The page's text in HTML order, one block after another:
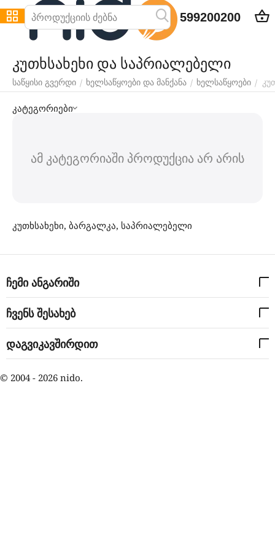
599200200
კუთხსახეხი და საპრიალებელი
საწყისი გვერდი / ხელსაწყოები და მანქანა / ხელსაწყოები /
კატეგორიები
კუთხსახეხი, ბარგალკა, საპრიალებელი
ამ კატეგორიაში პროდუქცია არ არის
ჩემი ანგარიში
ჩვენს შესახებ
დაგვიკავშირდით
© 2004 - 2026 nido.